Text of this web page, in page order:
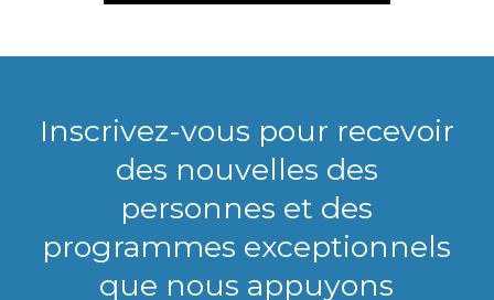
Inscrivez-vous pour recevoir
des nouvelles des
personnes et des
programmes exceptionnels
que nous appuyons